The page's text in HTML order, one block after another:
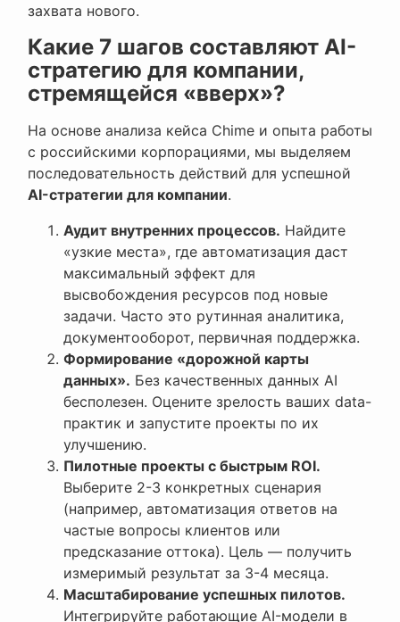
захвата нового.
Какие 7 шагов составляют AI-
стратегию для компании,
стремящейся «вверх»?
На основе анализа кейса Chime и опыта работы
с российскими корпорациями, мы выделяем
последовательность действий для успешной
AI-стратегии для компании.
Аудит внутренних процессов. Найдите
«узкие места», где автоматизация даст
максимальный эффект для
высвобождения ресурсов под новые
задачи. Часто это рутинная аналитика,
документооборот, первичная поддержка.
Формирование «дорожной карты
данных». Без качественных данных AI
бесполезен. Оцените зрелость ваших data-
практик и запустите проекты по их
улучшению.
Пилотные проекты с быстрым ROI.
Выберите 2-3 конкретных сценария
(например, автоматизация ответов на
частые вопросы клиентов или
предсказание оттока). Цель — получить
измеримый результат за 3-4 месяца.
Масштабирование успешных пилотов.
Интегрируйте работающие AI-модели в